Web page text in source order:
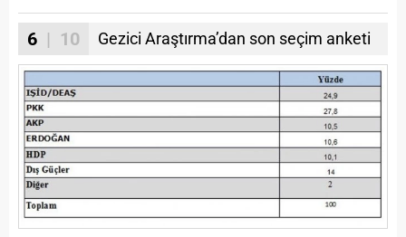
6 | 10 Gezici Araştırma’dan son seçim anketi